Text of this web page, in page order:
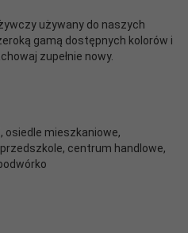
używany do naszych
gamą dostępnych kolorów i
zupełnie nowy.
osiedle mieszkaniowe,
centrum handlowe,